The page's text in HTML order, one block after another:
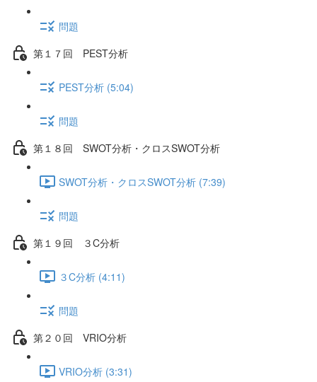
問題
第１７回 PEST分析
PEST分析 (5:04)
問題
第１８回 SWOT分析・クロスSWOT分析
SWOT分析・クロスSWOT分析 (7:39)
問題
第１９回 ３C分析
３C分析 (4:11)
問題
第２０回 VRIO分析
VRIO分析 (3:31)